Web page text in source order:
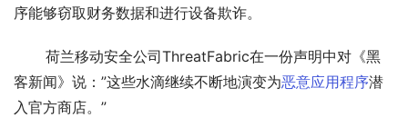
序能够窃取财务数据和进行设备欺诈。
客新闻》说：”这些水滴继续不断地演变为恶意应用程序潜
入官方商店。”